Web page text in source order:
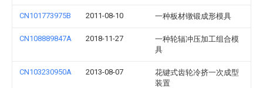
CN101773975B 2011-08-10 一种板材镦锻成形模具
CN108889847A 2018-11-27
一种轮辐冲压加工组合模
具
CN103230950A 2013-08-07
花键式齿轮冷挤一次成型
装置